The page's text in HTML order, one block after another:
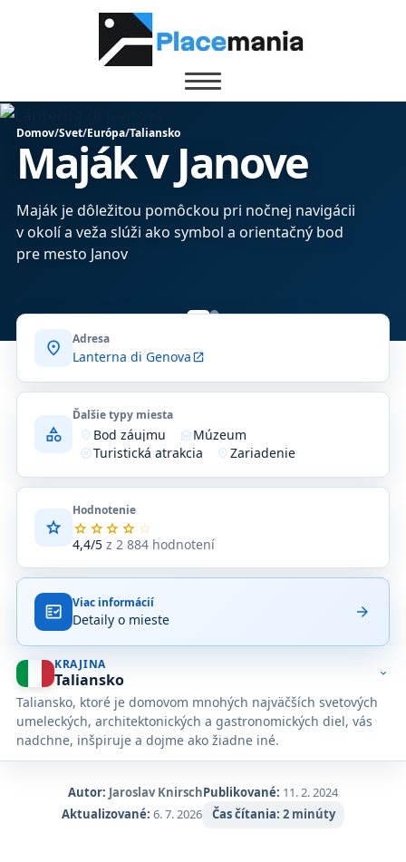
Domov/Svet/Európa/Taliansko
Maják v Janove
Maják je dôležitou pomôckou pri nočnej navigácii
v okolí a veža slúži ako symbol a orientačný bod
pre mesto Janov
location_on Adresa
Lanterna di Genovaopen_in_new
category
Ďalšie typy miesta
where_to_vote Bod záujmu museumMúzeum
exploreTuristická atrakcia location_onZariadenie
star
Hodnotenie
star star star star star
4,4/5z 2 884 hodnotení
Priemerné
hodnotenie
z
na
základe
2 884
hodnotení
na
Google
Maps.
fact_check Viac informácií
Detaily o mieste arrow_forward
KRAJINA
Taliansko
Taliansko, ktoré je domovom mnohých najväčších svetových
umeleckých, architektonických a gastronomických diel, vás
nadchne, inšpiruje a dojme ako žiadne iné.
expand_more
Autor: Jaroslav KnirschPublikované: 11. 2. 2024
Aktualizované: 6. 7. 2026 Čas čítania: 2 minúty